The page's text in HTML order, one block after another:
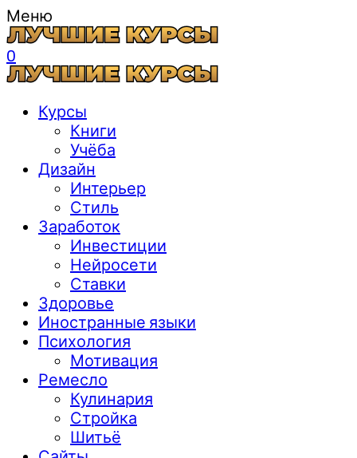
Меню
0
Курсы
Книги
Учёба
Дизайн
Интерьер
Стиль
Заработок
Инвестиции
Нейросети
Ставки
Здоровье
Иностранные языки
Психология
Мотивация
Ремесло
Кулинария
Стройка
Шитьё